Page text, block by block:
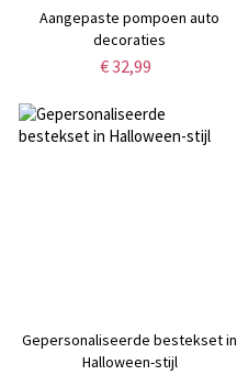
Aangepaste pompoen auto
decoraties
€ 32,99
Gepersonaliseerde bestekset in
Halloween-stijl